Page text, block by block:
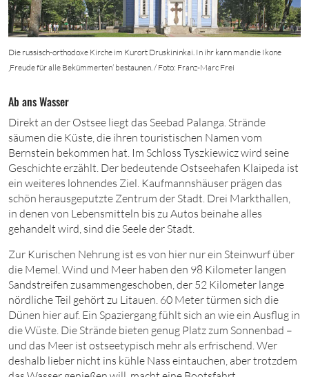
Die russisch-orthodoxe Kirche im Kurort Druskininkai. In ihr kann man die Ikone
‚Freude für alle Bekümmerten‘ bestaunen. / Foto: Franz-Marc Frei
Ab ans Wasser
Direkt an der Ostsee liegt das Seebad Palanga. Strände
säumen die Küste, die ihren touristischen Namen vom
Bernstein bekommen hat. Im Schloss Tyszkiewicz wird seine
Geschichte erzählt. Der bedeutende Ostseehafen Klaipeda ist
ein weiteres lohnendes Ziel. Kaufmannshäuser prägen das
schön herausgeputzte Zentrum der Stadt. Drei Markthallen,
in denen von Lebensmitteln bis zu Autos beinahe alles
gehandelt wird, sind die Seele der Stadt.
Zur Kurischen Nehrung ist es von hier nur ein Steinwurf über
die Memel. Wind und Meer haben den 98 Kilometer langen
Sandstreifen zusammengeschoben, der 52 Kilometer lange
nördliche Teil gehört zu Litauen. 60 Metertürmen sich die
Dünen hier auf. Ein Spaziergang fühlt sich an wie ein Ausflug in
die Wüste. Die Strände bieten genug Platz zum Sonnenbad –
und das Meer ist ostseetypisch mehr als erfrischend. Wer
deshalb lieber nicht ins kühle Nass eintauchen, aber trotzdem